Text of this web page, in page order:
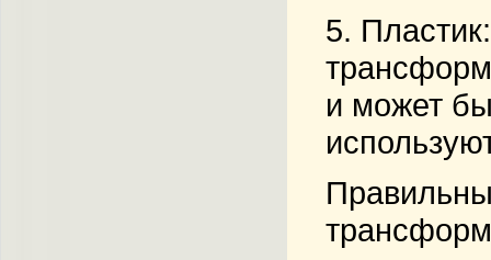
5. Пластик
и может